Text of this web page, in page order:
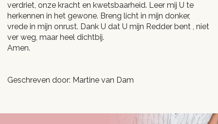
verdriet, onze kracht en kwetsbaarheid. Leer mij U te
herkennen in het gewone. Breng licht in mijn donker,
vrede in mijn onrust. Dank U dat U mijn Redder bent , niet
ver weg, maar heel dichtbij.
Amen.
Geschreven door: Martine van Dam